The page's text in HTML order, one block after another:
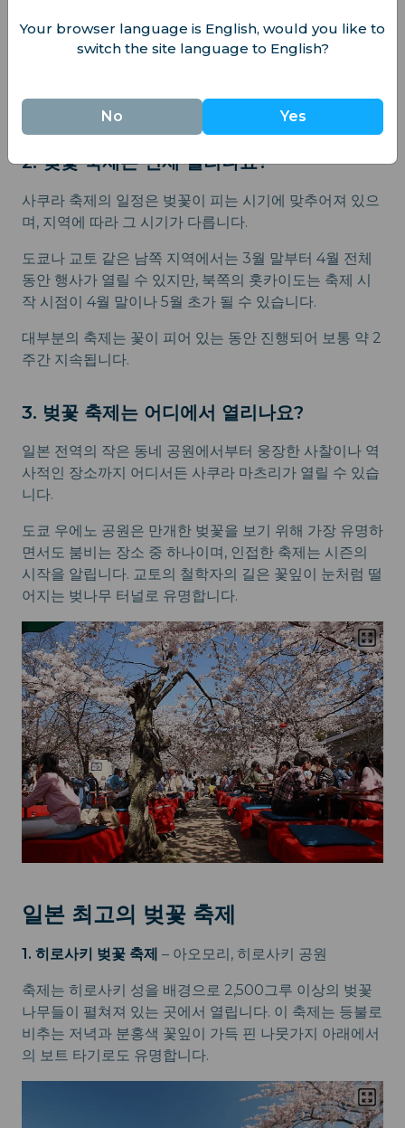
2. 벚꽃 축제는 언제 열리나요?
사쿠라 축제의 일정은 벚꽃이 피는 시기에 맞추어져 있으
며, 지역에 따라 그 시기가 다릅니다.
도쿄나 교토 같은 남쪽 지역에서는 3월 말부터 4월 전체
동안 행사가 열릴 수 있지만, 북쪽의 홋카이도는 축제 시
작 시점이 4월 말이나 5월 초가 될 수 있습니다.
대부분의 축제는 꽃이 피어 있는 동안 진행되어 보통 약 2
주간 지속됩니다.
3. 벚꽃 축제는 어디에서 열리나요?
일본 전역의 작은 동네 공원에서부터 웅장한 사찰이나 역
사적인 장소까지 어디서든 사쿠라 마츠리가 열릴 수 있습
니다.
도쿄 우에노 공원은 만개한 벚꽃을 보기 위해 가장 유명하
면서도 붐비는 장소 중 하나이며, 인접한 축제는 시즌의
시작을 알립니다. 교토의 철학자의 길은 꽃잎이 눈처럼 떨
어지는 벚나무 터널로 유명합니다.
일본 최고의 벚꽃 축제
1. 히로사키 벚꽃 축제 – 아오모리, 히로사키 공원
축제는 히로사키 성을 배경으로 2,500그루 이상의 벚꽃
나무들이 펼쳐져 있는 곳에서 열립니다. 이 축제는 등불로
비추는 저녁과 분홍색 꽃잎이 가득 핀 나뭇가지 아래에서
의 보트 타기로도 유명합니다.
Your browser language is English, would you like to
switch the site language to English?
No Yes